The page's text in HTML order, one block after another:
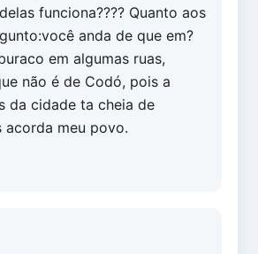
funciona???? Quanto aos
anda de que em?
em algumas ruas,
não é de Codó, pois a
da cidade ta cheia de
acorda meu povo.